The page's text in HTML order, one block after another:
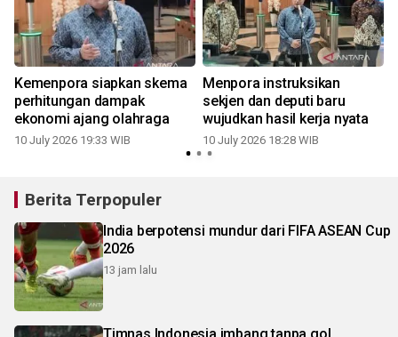
Kemenpora siapkan skema
perhitungan dampak
ekonomi ajang olahraga
10 July 2026 19:33 WIB
Menpora instruksikan
sekjen dan deputi baru
wujudkan hasil kerja nyata
10 July 2026 18:28 WIB
Berita Terpopuler
India berpotensi mundur dari FIFA ASEAN Cup
2026
13 jam lalu